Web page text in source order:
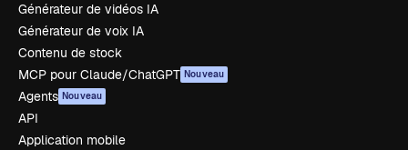
Générateur de vidéos IA
Générateur de voix IA
Contenu de stock
MCP pour Claude/ChatGPT Nouveau
Agents Nouveau
API
Application mobile